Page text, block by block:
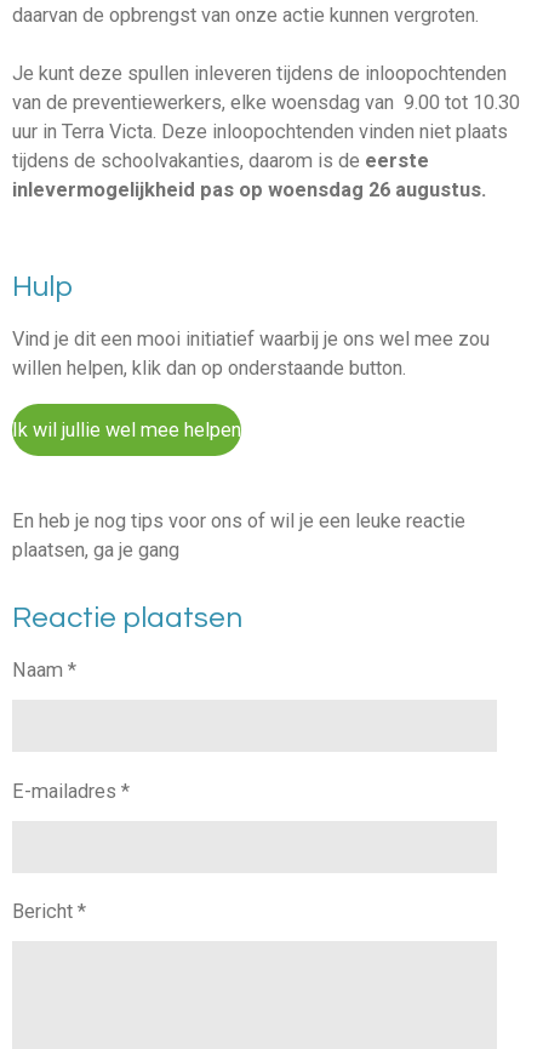
daarvan de opbrengst van onze actie kunnen vergroten.
Je kunt deze spullen inleveren tijdens de inloopochtenden
van de preventiewerkers, elke woensdag van 9.00 tot 10.30
uur in Terra Victa. Deze inloopochtenden vinden niet plaats
tijdens de schoolvakanties, daarom is de eerste
inlevermogelijkheid pas op woensdag 26 augustus.
Hulp
Vind je dit een mooi initiatief waarbij je ons wel mee zou
willen helpen, klik dan op onderstaande button.
Ik wil jullie wel mee helpen
En heb je nog tips voor ons of wil je een leuke reactie
plaatsen, ga je gang
Reactie plaatsen
Naam *
E-mailadres *
Bericht *